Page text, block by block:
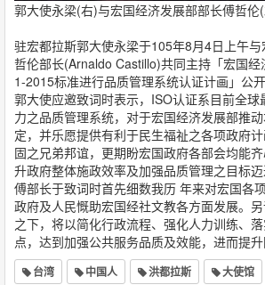
郭大使永梁(右)与宏国经济发展部部长傅哲伦
驻宏都拉斯郭大使永梁于105年8月4日上午
哲伦部长(Arnaldo Castillo)共同主持「宏国
1-2015标准进行品质管理系统认证计画」公开
郭大使应邀致词时表示，ISO认证系目前全
力之品质管理系统，对于宏国经济发展部推
定，并乐愿提供有利于民生福祉之各项政府
固之兄弟邦谊，更期盼宏国政府各部会均能
升政府整体施政效率及加强品质管理之目标迈
傅部长于致词时首先细数我历 ​​年来对宏国各
政府及人民慨助宏国经社文教各方面发展。
之下，将以简化行政流程、强化人力训练、
点，达到加强公共服务品质及效能，进而提升
台湾 中国人 洪都拉斯 大使馆